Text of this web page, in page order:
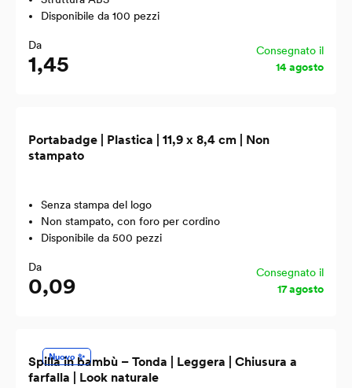
Disponibile da 100 pezzi
Da
1,45
Consegnato il
14 agosto
Portabadge | Plastica | 11,9 x 8,4 cm | Non
stampato
Senza stampa del logo
Non stampato, con foro per cordino
Disponibile da 500 pezzi
Da
0,09
Consegnato il
17 agosto
Nuovo ✨
Spilla in bambù – Tonda | Leggera | Chiusura a
farfalla | Look naturale